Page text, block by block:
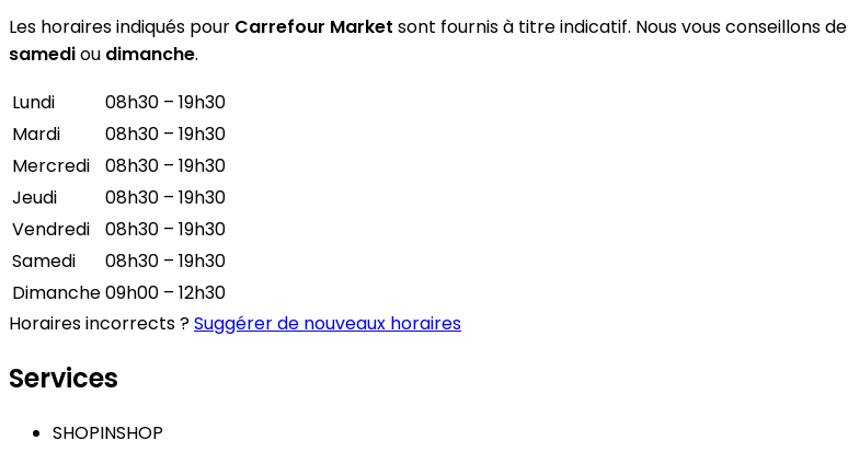
Les horaires indiqués pour Carrefour Market sont fournis à titre indicatif. Nous vous conseillons de
samediou dimanche.
Lundi
08h30 – 19h30
Mardi
08h30 – 19h30
Mercredi
08h30 – 19h30
Jeudi
08h30 – 19h30
Vendredi
08h30 – 19h30
Samedi
08h30 – 19h30
Dimanche09h00 – 12h30
Horaires incorrects ?Suggérer de nouveaux horaires
Services
SHOPINSHOP